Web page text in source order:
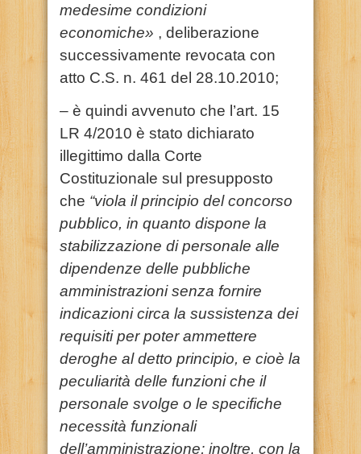
medesime condizioni
economiche» , deliberazione
successivamente revocata con
atto C.S. n. 461 del 28.10.2010;
– è quindi avvenuto che l’art. 15
LR 4/2010 è stato dichiarato
illegittimo dalla Corte
Costituzionale sul presupposto
che “viola il principio del concorso
pubblico, in quanto dispone la
stabilizzazione di personale alle
dipendenze delle pubbliche
amministrazioni senza fornire
indicazioni circa la sussistenza dei
requisiti per poter ammettere
deroghe al detto principio, e cioè la
peculiarità delle funzioni che il
personale svolge o le specifiche
necessità funzionali
dell’amministrazione; inoltre, con la